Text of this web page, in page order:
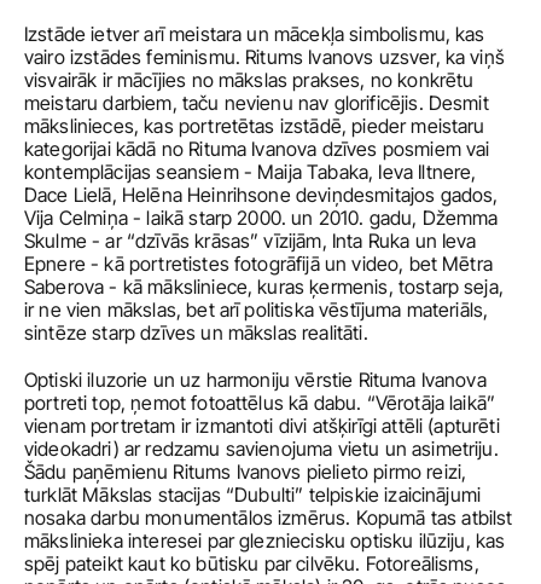
Izstāde ietver arī meistara un mācekļa simbolismu, kas
vairo izstādes feminismu. Ritums Ivanovs uzsver, ka viņš
visvairāk ir mācījies no mākslas prakses, no konkrētu
meistaru darbiem, taču nevienu nav glorificējis. Desmit
mākslinieces, kas portretētas izstādē, pieder meistaru
kategorijai kādā no Rituma Ivanova dzīves posmiem vai
kontemplācijas seansiem - Maija Tabaka, Ieva Iltnere,
Dace Lielā, Helēna Heinrihsone deviņdesmitajos gados,
Vija Celmiņa - laikā starp 2000. un 2010. gadu, Džemma
Skulme - ar “dzīvās krāsas” vīzijām, Inta Ruka un Ieva
Epnere - kā portretistes fotogrāfijā un video, bet Mētra
Saberova - kā māksliniece, kuras ķermenis, tostarp seja,
ir ne vien mākslas, bet arī politiska vēstījuma materiāls,
sintēze starp dzīves un mākslas realitāti.
Optiski iluzorie un uz harmoniju vērstie Rituma Ivanova
portreti top, ņemot fotoattēlus kā dabu. “Vērotāja laikā”
vienam portretam ir izmantoti divi atšķirīgi attēli (apturēti
videokadri) ar redzamu savienojuma vietu un asimetriju.
Šādu paņēmienu Ritums Ivanovs pielieto pirmo reizi,
turklāt Mākslas stacijas “Dubulti” telpiskie izaicinājumi
nosaka darbu monumentālos izmērus. Kopumā tas atbilst
mākslinieka interesei par glezniecisku optisku ilūziju, kas
spēj pateikt kaut ko būtisku par cilvēku. Fotoreālisms,